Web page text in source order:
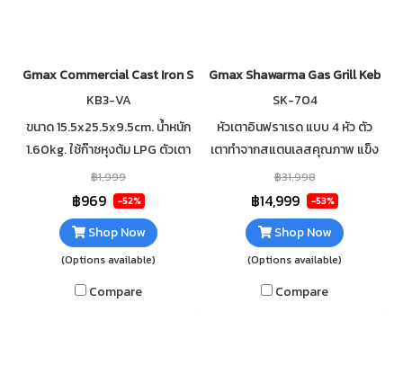
Gmax Commercial Cast Iron Stove KB3-VS High Pressure
KB3-VA
ขนาด 15.5x25.5x9.5cm. น้ำหนัก
1.60kg. ใช้ก๊าซหุงต้ม LPG ตัวเตา
ทำจากเหล็กหล่อ ใช้กับหัวปรับแก๊ส
แรงดันสูง ตัววาล์วมีท่อล่อไฟ
ผลิตในประเทศไทย
฿1,999
฿969 -52%
Shop Now
(Options available)
Compare
Gmax Shawarma Gas Grill
SK-704
หัวเตาอินฟราเรด แบบ 4 หัว ตัว
เตาทำจากสแตนเลสคุณภาพ แข็ง
แรง ทนทาน เช็ดทำความสะอาด
ง่าย ความร้อนมากถึง 18,000
KW/H ใช้กับแก๊ส LPG หัวปรับ
แรงดันต่ำ
฿31,998
฿14,999 -53%
Shop Now
(Options available)
Compare